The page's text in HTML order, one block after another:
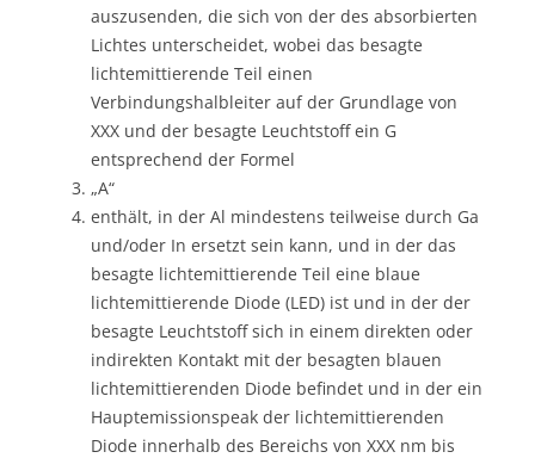
auszusenden, die sich von der des absorbierten
Lichtes unterscheidet, wobei das besagte
lichtemittierende Teil einen
Verbindungshalbleiter auf der Grundlage von
XXX und der besagte Leuchtstoff ein G
entsprechend der Formel
„A“
enthält, in der Al mindestens teilweise durch Ga
und/oder In ersetzt sein kann, und in der das
besagte lichtemittierende Teil eine blaue
lichtemittierende Diode (LED) ist und in der der
besagte Leuchtstoff sich in einem direkten oder
indirekten Kontakt mit der besagten blauen
lichtemittierenden Diode befindet und in der ein
Hauptemissionspeak der lichtemittierenden
Diode innerhalb des Bereichs von XXX nm bis